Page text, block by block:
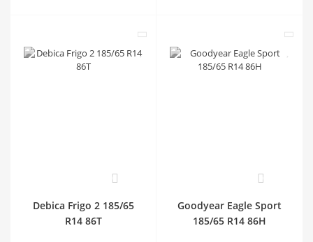
0
Debica Frigo 2 185/65
R14 86T
0
Goodyear Eagle Sport
185/65 R14 86H